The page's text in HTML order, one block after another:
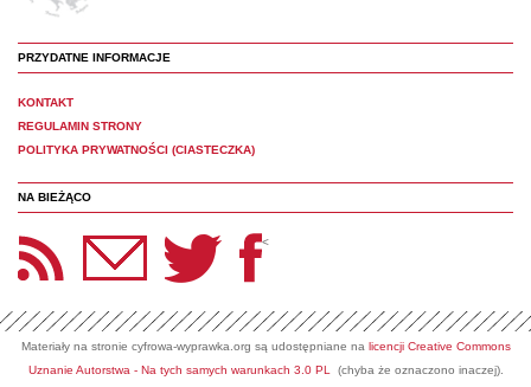
PRZYDATNE INFORMACJE
KONTAKT
REGULAMIN STRONY
POLITYKA PRYWATNOŚCI (CIASTECZKA)
NA BIEŻĄCO
Panoptyka Facebook <
Materiały na stronie cyfrowa-wyprawka.org są udostępniane na licencji Creative Commons
Uznanie Autorstwa - Na tych samych warunkach 3.0 PL(chyba że oznaczono inaczej).